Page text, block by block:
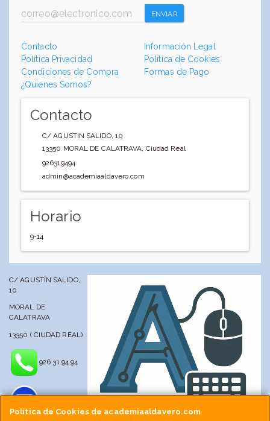
Política de Cookies de academiaaldavero.com
ENVIAR
Contacto
Información Legal
Política Privacidad
Política de Cookies
Condiciones de Compra
Formas de Pago
¿Quienes Somos?
Contacto
C/ AGUSTIN SALIDO, 10
13350 MORAL DE CALATRAVA, Ciudad Real
926319494
admin@academiaaldavero.com
Horario
9-14
C/ AGUSTÍN SALIDO,
10
MORAL DE
CALATRAVA
13350 ( CIUDAD REAL)
926 31 94 94